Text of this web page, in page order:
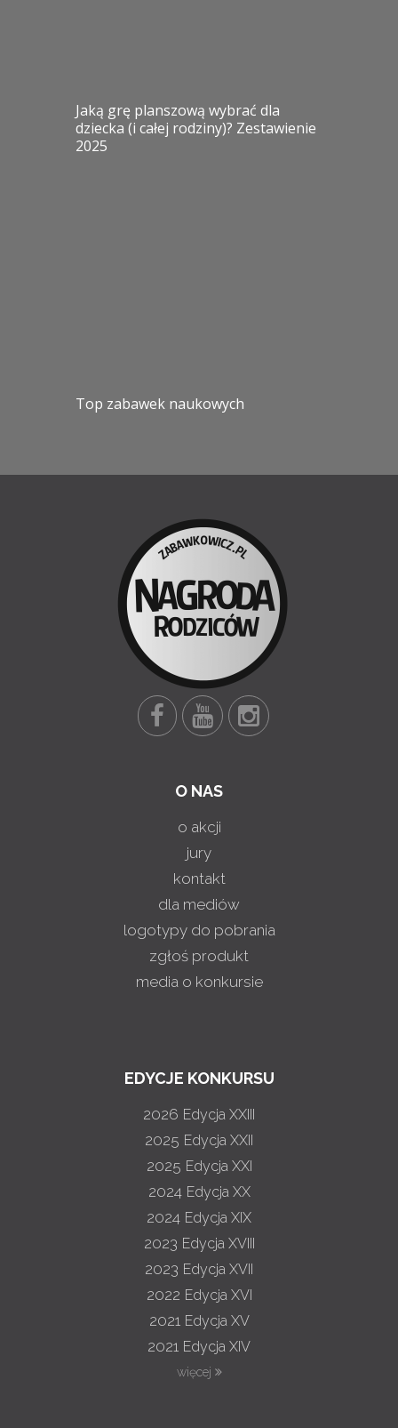
Jaką grę planszową wybrać dla
dziecka (i całej rodziny)? Zestawienie
2025
Top zabawek naukowych
O NAS
o akcji
jury
kontakt
dla mediów
logotypy do pobrania
zgłoś produkt
media o konkursie
EDYCJE KONKURSU
2026 Edycja XXIII
2025 Edycja XXII
2025 Edycja XXI
2024 Edycja XX
2024 Edycja XIX
2023 Edycja XVIII
2023 Edycja XVII
2022 Edycja XVI
2021 Edycja XV
2021 Edycja XIV
więcej